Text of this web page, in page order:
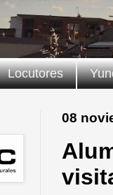
Locutores
08